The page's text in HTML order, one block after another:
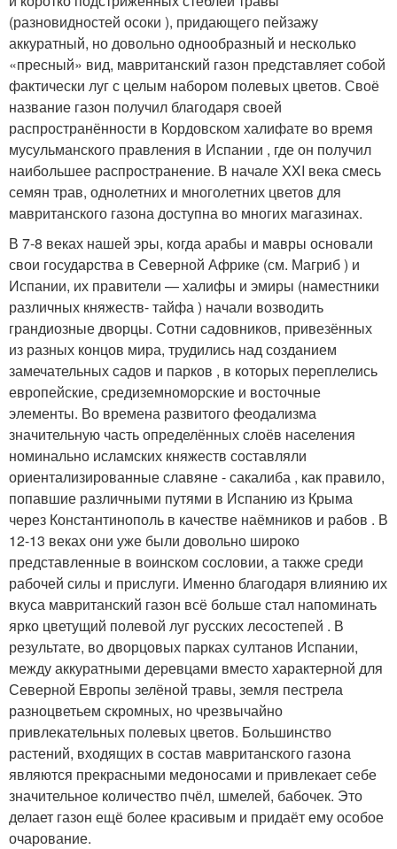
(разновидностей осоки ), придающего пейзажу
аккуратный, но довольно однообразный и несколько
«пресный» вид, мавританский газон представляет собой
фактически луг с целым набором полевых цветов. Своё
название газон получил благодаря своей
распространённости в Кордовском халифате во время
мусульманского правления в Испании , где он получил
наибольшее распространение. В начале XXI века смесь
семян трав, однолетних и многолетних цветов для
мавританского газона доступна во многих магазинах.
В 7-8 веках нашей эры, когда арабы и мавры основали
свои государства в Северной Африке (см. Магриб ) и
Испании, их правители — халифы и эмиры (наместники
различных княжеств- тайфа ) начали возводить
грандиозные дворцы. Сотни садовников, привезённых
из разных концов мира, трудились над созданием
замечательных садов и парков , в которых переплелись
европейские, средиземноморские и восточные
элементы. Во времена развитого феодализма
значительную часть определённых слоёв населения
номинально исламских княжеств составляли
ориентализированные славяне - сакалиба , как правило,
попавшие различными путями в Испанию из Крыма
через Константинополь в качестве наёмников и рабов . В
12-13 веках они уже были довольно широко
представленные в воинском сословии, а также среди
рабочей силы и прислуги. Именно благодаря влиянию их
вкуса мавританский газон всё больше стал напоминать
ярко цветущий полевой луг русских лесостепей . В
результате, во дворцовых парках султанов Испании,
между аккуратными деревцами вместо характерной для
Северной Европы зелёной травы, земля пестрела
разноцветьем скромных, но чрезвычайно
привлекательных полевых цветов. Большинство
растений, входящих в состав мавританского газона
являются прекрасными медоносами и привлекает себе
значительное количество пчёл, шмелей, бабочек. Это
делает газон ещё более красивым и придаёт ему особое
очарование.